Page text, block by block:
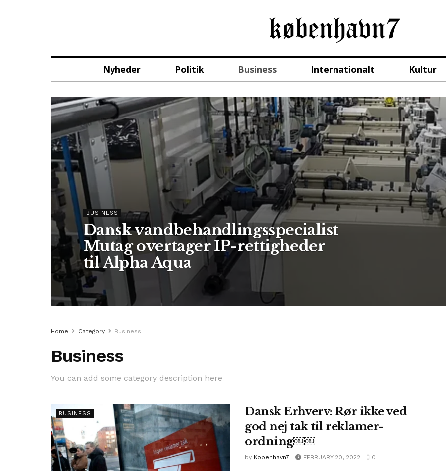
Nyheder Politik Business Internationalt Kultur
BUSINESS
Dansk vandbehandlingsspecialist
Mutag overtager IP-rettigheder
til Alpha Aqua
Home Category Business
Business
You can add some category description here.
BUSINESS
Dansk Erhverv: Rør ikke ved
god nej tak til reklamer-
ordning￼￼
by Kobenhavn7 FEBRUARY 20, 2022 0